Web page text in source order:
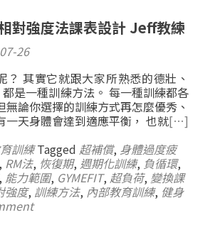
對強度法課表設計 Jeff教練
26
？ 其實它就跟大家所熟悉的德壯、
是一種訓練方法。 每一種訓練都各
無論你選擇的訓練方式再怎麼優秀、
一天身體會達到適應平衡， 也就[…]
訓練 Tagged 超補償, 身體過度疲
RM法, 恢復期, 週期化訓練, 負循環,
能力範圍, GYMEFIT, 超負荷, 變換課
強度, 訓練方法, 內部教育訓練, 健身